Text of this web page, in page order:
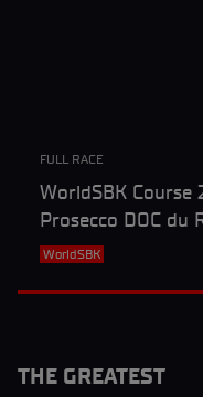
FULL RACE
WorldSBK Course
Prosecco DOC du
Uni
WorldSBK
THE GREATEST